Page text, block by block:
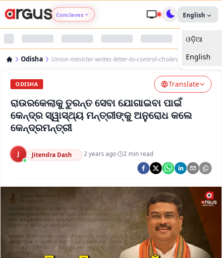
Conclaves
Argus Health Connect
Argus Chalo Dekhein Apna Desh
English
ଓଡ଼ିଆ
English
Odisha Union-minister-writes-letter-to-control-cholera-in-rourkela
ODISHA Translate
ରାଉରକେଲାକୁ ତୁରନ୍ତ ସେବା ଯୋଗାଇବା ପାଇଁ
କେନ୍ଦ୍ର ସ୍ୱାସ୍ଥ୍ୟ ମନ୍ତ୍ରୀଙ୍କୁ ଅନୁରୋଧ କଲେ
କେନ୍ଦ୍ରମନ୍ତ୍ରୀ
J Jitendra Dash ·2 years ago· 2 min read